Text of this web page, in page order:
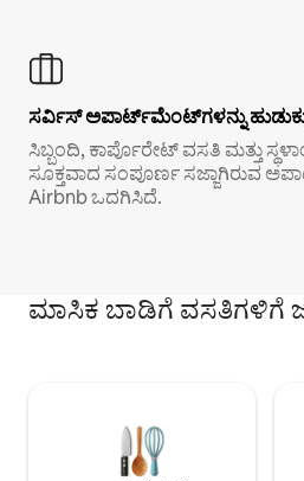
ಸರ್ವಿಸ್ ಅಪಾರ್ಟ್‌ಮೆಂಟ್‌ಗಳನ್ನು
ಸಿಬ್ಬಂದಿ, ಕಾರ್ಪೊರೇಟ್ ವಸತಿ ಮತ್ತು
ಸೂಕ್ತವಾದ ಸಂಪೂರ್ಣ ಸಜ್ಜಾಗಿರುವ
Airbnb ಒದಗಿಸಿದೆ.
ಮಾಸಿಕ ಬಾಡಿಗೆ ವಸತಿಗಳಿಗೆ